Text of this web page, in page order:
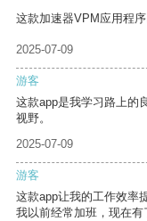
这款加速器VPM应用程
2025-07-09
游客
这款app是我学习路上的
视野。
2025-07-09
游客
这款app让我的工作效率
我以前经常加班，现在